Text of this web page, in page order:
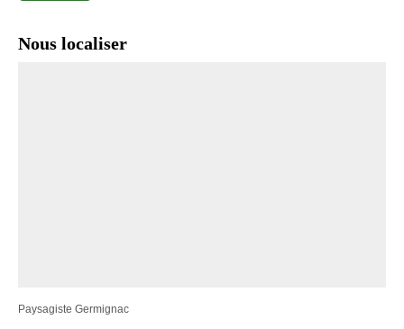
Nous localiser
Paysagiste Germignac